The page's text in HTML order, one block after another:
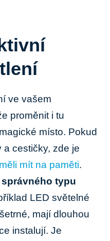
ve vašem
proměnit i tu
místo. Pokud
a cestičky, zde je
mít na paměti.
typu
LED světelné
mají dlouhou
instalují. Je